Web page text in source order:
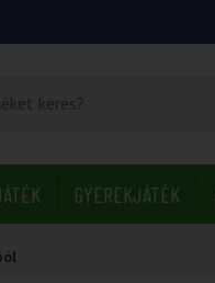
GYEREKJÁTÉK